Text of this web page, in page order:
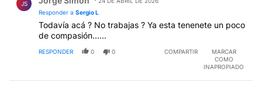
JS
Responder a Sergio L
Todavía acá ? No trabajas ? Ya esta tenenete un poco
de compasión......
RESPONDER 0 0 COMPARTIR
MARCAR
COMO
INAPROPIADO